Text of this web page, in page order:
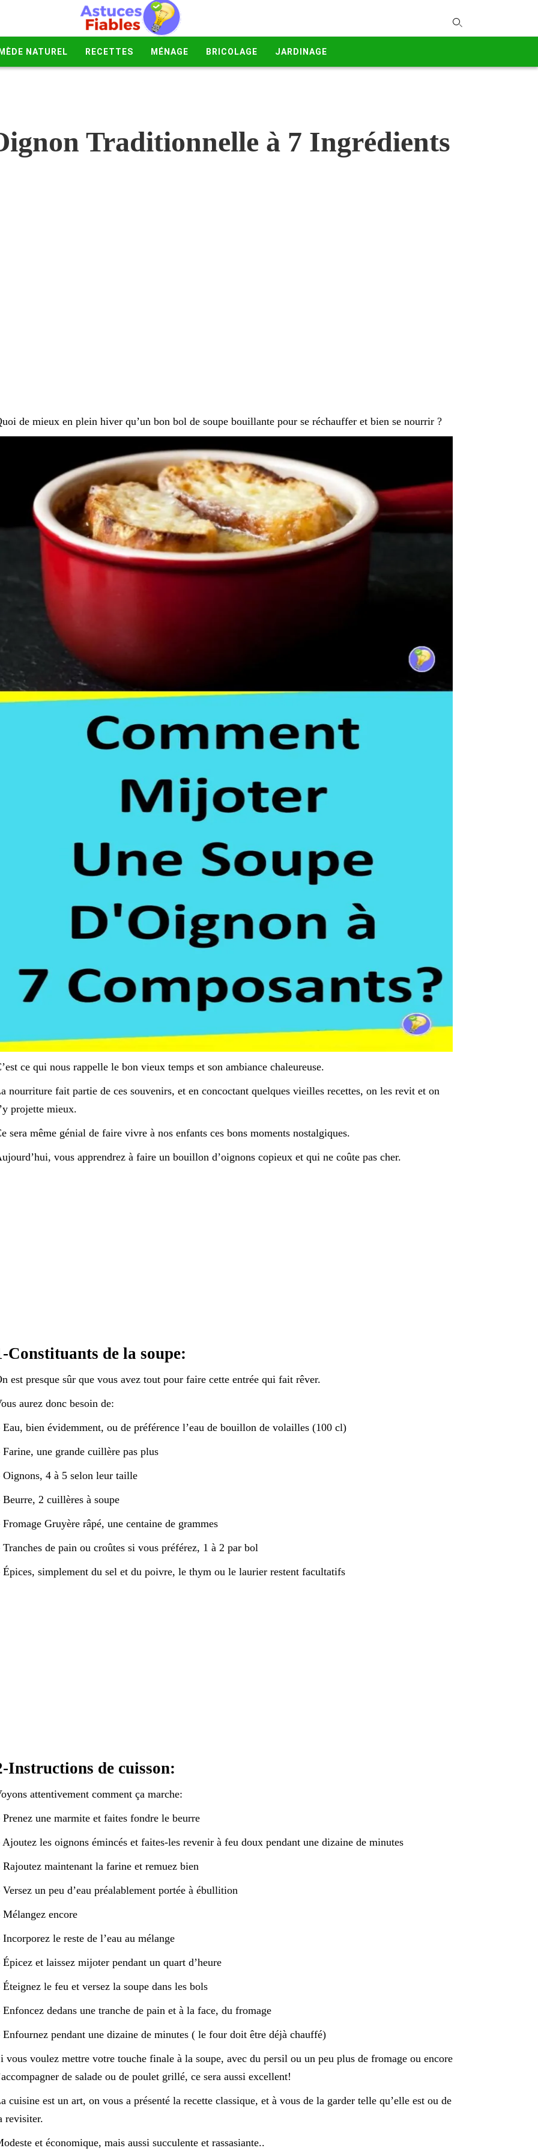
NATUREL RECETTES MÉNAGE BRICOLAGE JARDINAGE
Traditionnelle à 7 Ingrédients
de mieux en plein hiver qu’un bon bol de soupe bouillante pour se réchauffer et bien se nourrir ?
ce qui nous rappelle le bon vieux temps et son ambiance chaleureuse.
nourriture fait partie de ces souvenirs, et en concoctant quelques vieilles recettes, on les revit et on
projette mieux.
sera même génial de faire vivre à nos enfants ces bons moments nostalgiques.
vous apprendrez à faire un bouillon d’oignons copieux et qui ne coûte pas cher.
Constituants de la soupe:
est presque sûr que vous avez tout pour faire cette entrée qui fait rêver.
aurez donc besoin de:
Eau, bien évidemment, ou de préférence l’eau de bouillon de volailles (100 cl)
Farine, une grande cuillère pas plus
Oignons, 4 à 5 selon leur taille
Beurre, 2 cuillères à soupe
Fromage Gruyère râpé, une centaine de grammes
Tranches de pain ou croûtes si vous préférez, 1 à 2 par bol
Épices, simplement du sel et du poivre, le thym ou le laurier restent facultatifs
Instructions de cuisson:
attentivement comment ça marche:
Prenez une marmite et faites fondre le beurre
Ajoutez les oignons émincés et faites-les revenir à feu doux pendant une dizaine de minutes
Rajoutez maintenant la farine et remuez bien
Versez un peu d’eau préalablement portée à ébullition
Mélangez encore
Incorporez le reste de l’eau au mélange
Épicez et laissez mijoter pendant un quart d’heure
Éteignez le feu et versez la soupe dans les bols
Enfoncez dedans une tranche de pain et à la face, du fromage
Enfournez pendant une dizaine de minutes ( le four doit être déjà chauffé)
vous voulez mettre votre touche finale à la soupe, avec du persil ou un peu plus de fromage ou encore
de salade ou de poulet grillé, ce sera aussi excellent!
cuisine est un art, on vous a présenté la recette classique, et à vous de la garder telle qu’elle est ou de
revisiter.
et économique, mais aussi succulente et rassasiante..